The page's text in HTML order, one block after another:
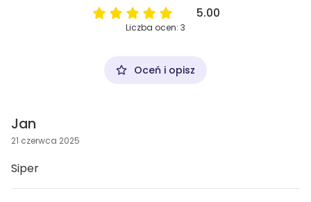
5.00
Liczba ocen: 3
Oceń i opisz
Jan
21 czerwca 2025
Siper